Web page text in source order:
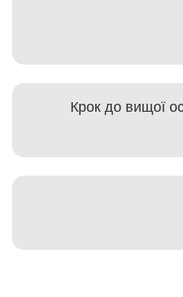
Крок до вищої